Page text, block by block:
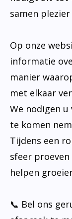
samen
Op onze
informatie
manier
met elkaar
We nodigen
te komen
Tijdens een
sfeer
helpen
📞 Bel ons